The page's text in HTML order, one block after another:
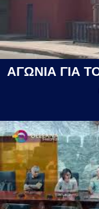
ΑΓΩΝΙΑ ΓΙΑ